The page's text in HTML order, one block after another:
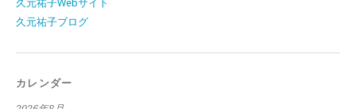
久元祐子Webサイト
久元祐子ブログ
カレンダー